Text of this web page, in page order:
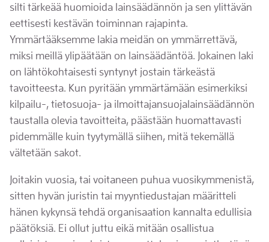
silti tärkeää huomioida lainsäädännön ja sen ylittävän
eettisesti kestävän toiminnan rajapinta.
Ymmärtääksemme lakia meidän on ymmärrettävä,
miksi meillä ylipäätään on lainsäädäntöä. Jokainen laki
on lähtökohtaisesti syntynyt jostain tärkeästä
tavoitteesta. Kun pyritään ymmärtämään esimerkiksi
kilpailu-, tietosuoja- ja ilmoittajansuojalainsäädännön
taustalla olevia tavoitteita, päästään huomattavasti
pidemmälle kuin tyytymällä siihen, mitä tekemällä
vältetään sakot.
Joitakin vuosia, tai voitaneen puhua vuosikymmenistä,
sitten hyvän juristin tai myyntiedustajan määritteli
hänen kykynsä tehdä organisaation kannalta edullisia
päätöksiä. Ei ollut juttu eikä mitään osallistua